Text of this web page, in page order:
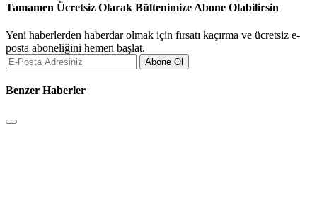
Tamamen Ücretsiz Olarak Bültenimize Abone Olabilirsin
Yeni haberlerden haberdar olmak için fırsatı kaçırma ve ücretsiz e-
posta aboneliğini hemen başlat.
Abone Ol
Benzer Haberler